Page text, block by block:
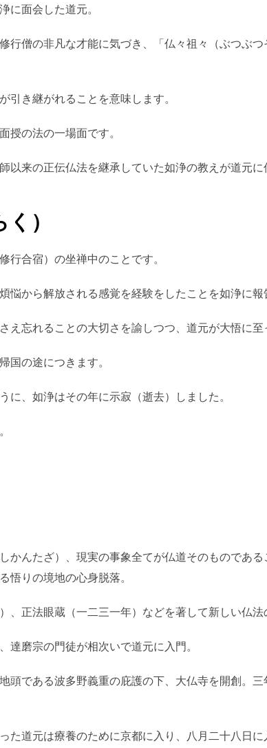
に面会した道元。
行僧の非凡な才能に気づき、「仏々祖々（ぶつぶ
引き継がれることを意味します。
授の法の一場面です。
来の正伝仏法を継承していた如浄の教えが道元に
）
行合宿）の坐禅中のことです。
から解放される感覚を経験をしたことを如浄に報
忘れることの大切さを諭しつつ、道元が大悟に至
国の途につきます。
に、如浄はその年に示寂（逝去）しました。
かんたざ）、現実の事象全てが仏道そのものであ
悟りの境地の心身脱落。
正法眼蔵（一二三一年）などを著して新しい仏法
達磨宗の門徒が相次いで道元に入門。
頭である波多野義重の庇護の下、大仏寺を開創。三
た道元は療養のために京都に入り、八月二十八日